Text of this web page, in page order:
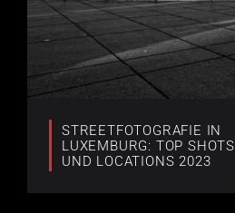
STREETFOTOGRAFIE IN
LUXEMBURG: TOP SHOTS
UND LOCATIONS 2023